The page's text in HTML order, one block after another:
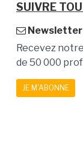
SUIVRE
Newsletter
Recevez
de 50 000
JE M'ABONNE